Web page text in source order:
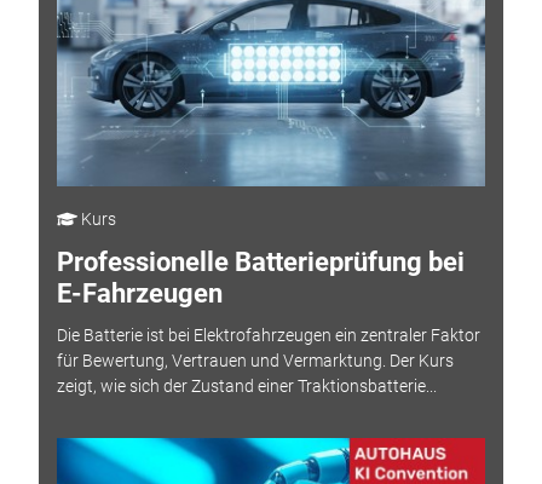
Kurs
Professionelle Batterieprüfung bei
E-Fahrzeugen
Die Batterie ist bei Elektrofahrzeugen ein zentraler Faktor
für Bewertung, Vertrauen und Vermarktung. Der Kurs
zeigt, wie sich der Zustand einer Traktionsbatterie...